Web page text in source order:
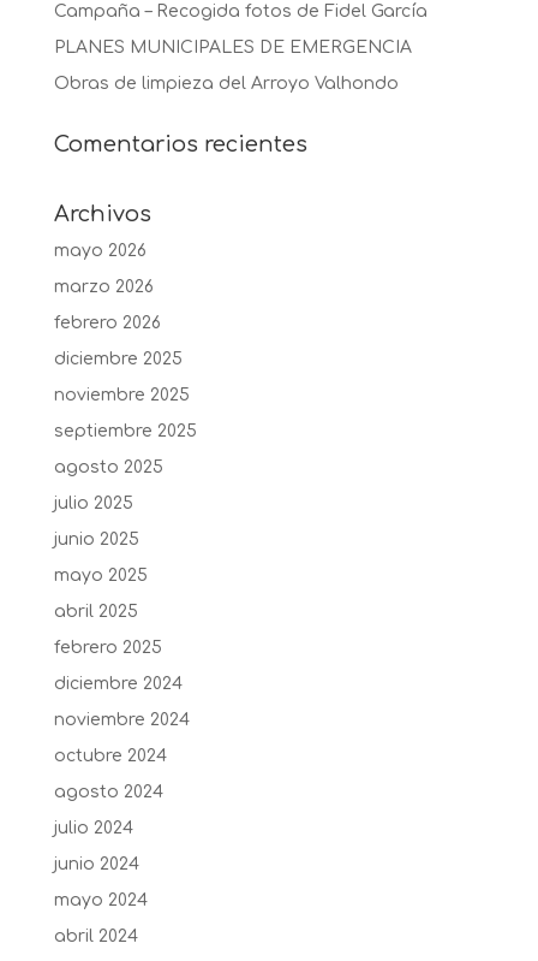
Campaña – Recogida fotos de Fidel García
PLANES MUNICIPALES DE EMERGENCIA
Obras de limpieza del Arroyo Valhondo
Comentarios recientes
Archivos
mayo 2026
marzo 2026
febrero 2026
diciembre 2025
noviembre 2025
septiembre 2025
agosto 2025
julio 2025
junio 2025
mayo 2025
abril 2025
febrero 2025
diciembre 2024
noviembre 2024
octubre 2024
agosto 2024
julio 2024
junio 2024
mayo 2024
abril 2024